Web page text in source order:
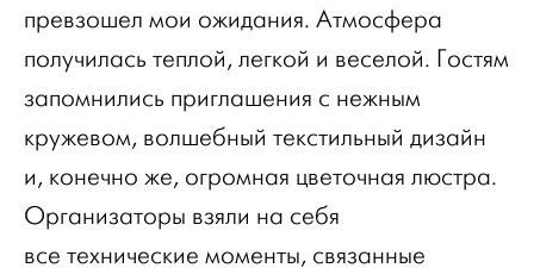
превзошел мои ожидания. Атмосфера
получилась теплой, легкой и веселой. Гостям
запомнились приглашения с нежным
кружевом, волшебный текстильный дизайн
и, конечно же, огромная цветочная люстра.
Организаторы взяли на себя
все технические моменты, связанные